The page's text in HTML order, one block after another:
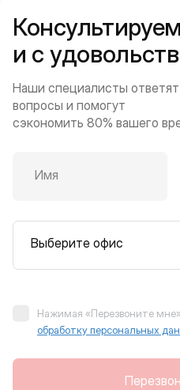
и с
Наши специалисты
вопросы и помогут
сэкономить 80% вашего
Имя
Выберите офис
Нажимая «Перезвоните
обработку персональных